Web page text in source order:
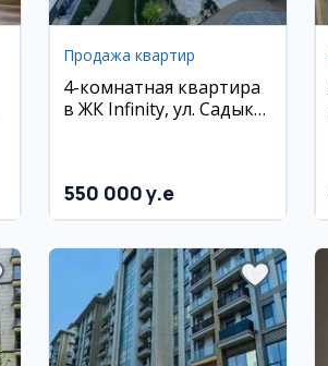
Продажа квартир
4-комнатная квартира
в ЖК Infinity, ул. Садык
550 000 y.e